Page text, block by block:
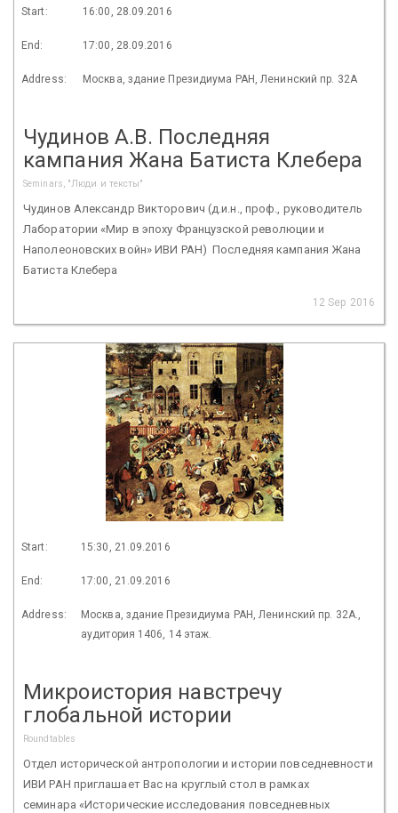
Start: 16:00, 28.09.2016
End: 17:00, 28.09.2016
Address: Москва, здание Президиума РАН, Ленинский пр. 32А
Чудинов А.В. Последняя
кампания Жана Батиста Клебера
Seminars, "Люди и тексты"
Чудинов Александр Викторович (д.и.н., проф., руководитель
Лаборатории «Мир в эпоху Французской революции и
Наполеоновских войн» ИВИ РАН) Последняя кампания Жана
Батиста Клебера
12 Sep 2016
Start: 15:30, 21.09.2016
End: 17:00, 21.09.2016
Address:
Москва, здание Президиума РАН, Ленинский пр. 32А.,
аудитория 1406, 14 этаж.
Микроистория навстречу
глобальной истории
Roundtables
Отдел исторической антропологии и истории повседневности
ИВИ РАН приглашает Вас на круглый стол в рамках
семинара «Исторические исследования повседневных